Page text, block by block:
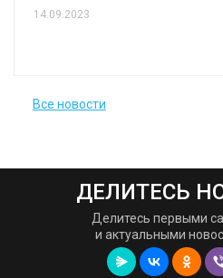
14.09.2023
Все новости
ДЕЛИТЕСЬ
Делитесь первыми
и актуальными